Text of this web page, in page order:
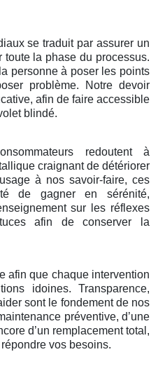
se traduit par assurer un
la phase du processus.
personne à poser les points
problème. Notre devoir
afin de faire accessible
blindé.
redoutent à
craignant de détériorer
à nos savoir-faire, ces
de gagner en sérénité,
sur les réflexes
afin de conserver la
afin que chaque intervention
idoines. Transparence,
sont le fondement de nos
préventive, d’une
d’un remplacement total,
vos besoins.